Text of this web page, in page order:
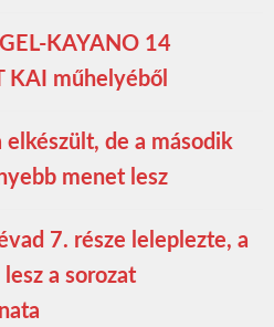
KAYANO 14
KAI műhelyéből
de a második
menet lesz
7. része leleplezte, a
a sorozat